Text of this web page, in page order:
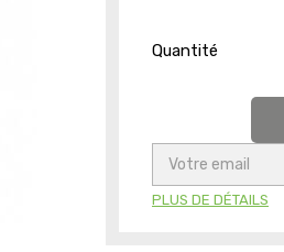
Quantité
PLUS DE DÉTAILS